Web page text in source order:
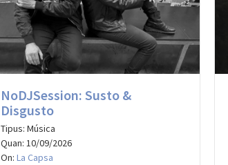
NoDJSession: Susto &
Disgusto
Tipus: Música
Quan: 10/09/2026
On: La Capsa